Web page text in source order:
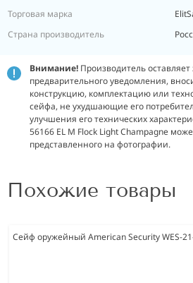
Торговая марка
Страна производитель
Внимание! Производитель оставляет
предварительного уведомления,
конструкцию, комплектацию или
сейфа, не ухудшающие его
улучшения его технических
56166 EL M Flock Light Champagne
представленного на фотографии.
Похожие товары
Сейф оружейный American Security WES-